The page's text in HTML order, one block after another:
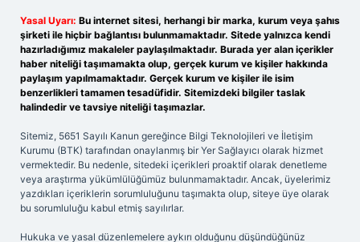
Yasal Uyarı: Bu internet sitesi, herhangi bir marka, kurum veya şahıs
şirketi ile hiçbir bağlantısı bulunmamaktadır. Sitede yalnızca kendi
hazırladığımız makaleler paylaşılmaktadır. Burada yer alan içerikler
haber niteliği taşımamakta olup, gerçek kurum ve kişiler hakkında
paylaşım yapılmamaktadır. Gerçek kurum ve kişiler ile isim
benzerlikleri tamamen tesadüfidir. Sitemizdeki bilgiler taslak
halindedir ve tavsiye niteliği taşımazlar.
Sitemiz, 5651 Sayılı Kanun gereğince Bilgi Teknolojileri ve İletişim
Kurumu (BTK) tarafından onaylanmış bir Yer Sağlayıcı olarak hizmet
vermektedir. Bu nedenle, sitedeki içerikleri proaktif olarak denetleme
veya araştırma yükümlülüğümüz bulunmamaktadır. Ancak, üyelerimiz
yazdıkları içeriklerin sorumluluğunu taşımakta olup, siteye üye olarak
bu sorumluluğu kabul etmiş sayılırlar.
Hukuka ve yasal düzenlemelere aykırı olduğunu düşündüğünüz